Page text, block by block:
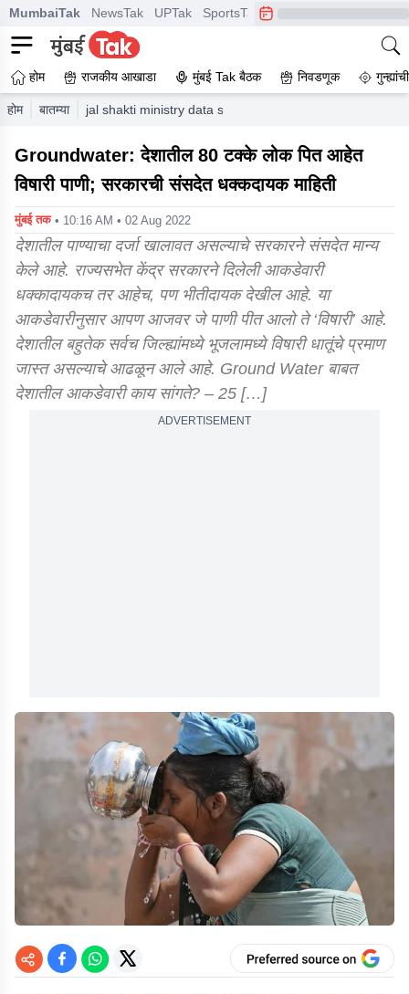
MumbaiTak NewsTak UPTak SportsTak CrimeTak
होम राजकीय आखाडा मुंबई Tak बैठक निवडणूक
होम बातम्या jal shakti ministry data shows toxic metals in
Groundwater: देशातील 80 टक्के लोक पित आहेत
विषारी पाणी; सरकारची संसदेत धक्कदायक माहिती
मुंबई तक • 10:16 AM • 02 Aug 2022
देशातील पाण्याचा दर्जा खालावत असल्याचे सरकारने संसदेत मान्य
केले आहे. राज्यसभेत केंद्र सरकारने दिलेली आकडेवारी
धक्कादायकच तर आहेच, पण भीतीदायक देखील आहे. या
आकडेवारीनुसार आपण आजवर जे पाणी पीत आलो ते ‘विषारी’ आहे.
देशातील बहुतेक सर्वच जिल्ह्यांमध्ये भूजलामध्ये विषारी धातूंचे प्रमाण
जास्त असल्याचे आढळून आले आहे. Ground Water बाबत
देशातील आकडेवारी काय सांगते? – 25 […]
ADVERTISEMENT